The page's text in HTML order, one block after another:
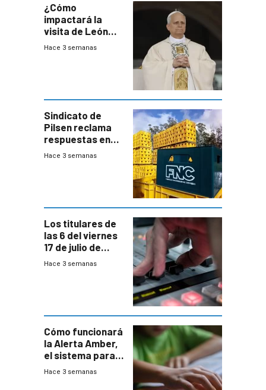
¿Cómo
impactará la
visita de León
XIV a Uruguay?
Hace 3 semanas
Sindicato de
Pilsen reclama
respuestas en
medio de
Hace 3 semanas
Los titulares de
las 6 del viernes
17 de julio de
2026
Hace 3 semanas
Cómo funcionará
la Alerta Amber,
el sistema para
la búsqueda
Hace 3 semanas